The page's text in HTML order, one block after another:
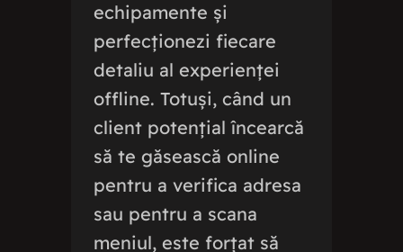
echipamente și
perfecționezi fiecare
detaliu al experienței
offline. Totuși, când un
client potențial încearcă
să te găsească online
pentru a verifica adresa
sau pentru a scana
meniul, este forțat să